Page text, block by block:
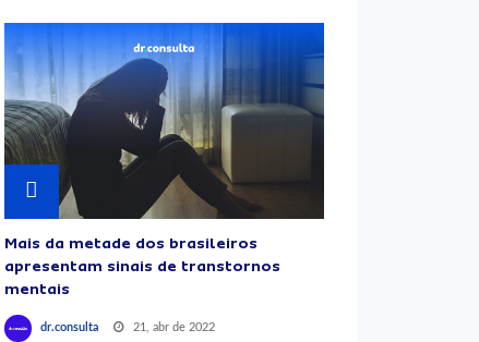
Mais da metade dos brasileiros
apresentam sinais de transtornos
mentais
dr.consulta 21, abr de 2022